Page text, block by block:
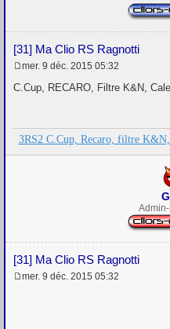
[31] Ma Clio RS Ragnotti
e
g
e
mer. 9 déc. 2015 05:32
C.Cup, RECARO, Filtre K&N,
3RS2 C.Cup, Recaro, filtre
[31] Ma Clio RS Ragnotti
mer. 9 déc. 2015 05:32